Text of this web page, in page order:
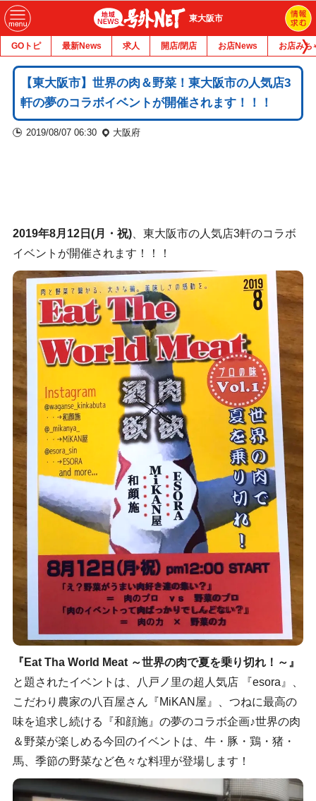
東大阪市
GOトピ 最新News 求人 開店/閉店 お店News お店みち
【東大阪市】世界の肉＆野菜！東大阪市の人気店3
軒の夢のコラボイベントが開催されます！！！
2019/08/07 06:30 大阪府
2019年8月12日(月・祝)、東大阪市の人気店3軒のコラボ
イベントが開催されます！！！
『Eat Tha World Meat ～世界の肉で夏を乗り切れ！～』
と題されたイベントは、八戸ノ里の超人気店 『esora』、
こだわり農家の八百屋さん『MiKAN屋』、つねに最高の
味を追求し続ける『和顔施』の夢のコラボ企画♪世界の肉
＆野菜が楽しめる今回のイベントは、牛・豚・鶏・猪・
馬、季節の野菜など色々な料理が登場します！